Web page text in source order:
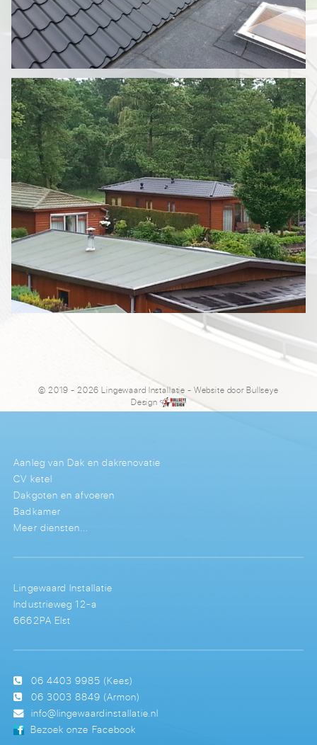
© 2019 - 2026 Lingewaard Installatie- Website doorBullseye
Design
Aanleg van Dak en dakrenovatie
CV ketel
Dakgoten en afvoeren
Badkamer
Meer diensten...
Lingewaard Installatie
Industrieweg 12-a
6662PA Elst
06 4403 9985 (Kees)
06 3003 8849 (Armon)
info@lingewaardinstallatie.nl
Bezoek onze Facebook